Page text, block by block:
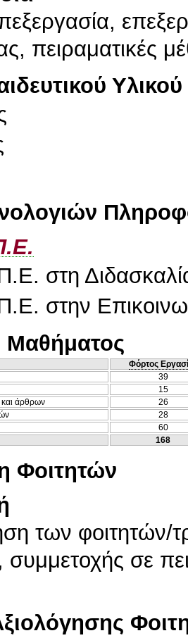
πειραματικές
Υλικού
στη
στην
Φόρτος
39
15
και άρθρων
26
28
60
168
Φοιτητών
των φοιτητών/
σε